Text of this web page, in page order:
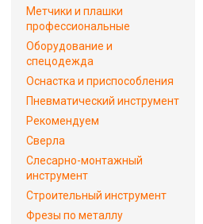
Метчики и плашки
профессиональные
Оборудование и
спецодежда
Оснастка и приспособления
Пневматический инструмент
Рекомендуем
Сверла
Слесарно-монтажный
инструмент
Строительный инструмент
Фрезы по металлу